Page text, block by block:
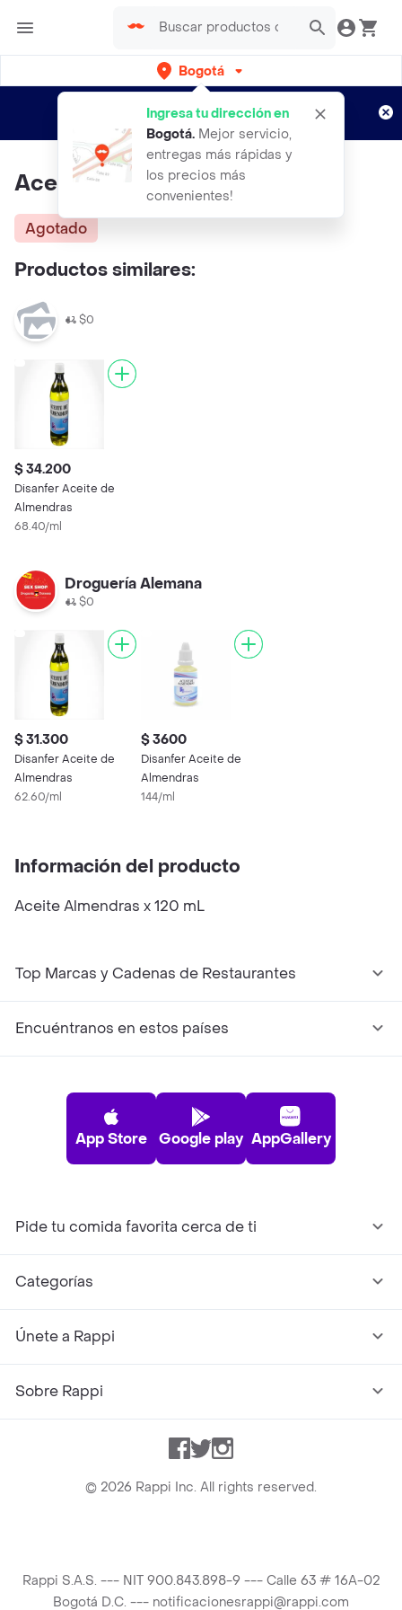
Bogotá
Ingresa tu dirección en
Bogotá. Mejor servicio,
entregas más rápidas y
los precios más
convenientes!
envíos gratis por semanas
Aplican TyC
Aceite Almendras x 120 mL
Agotado
Productos similares:
$0
$ 34.200
Disanfer Aceite de
Almendras
68.40/ml
Droguería Alemana
$0
$ 31.300
Disanfer Aceite de
Almendras
62.60/ml
$ 3600
Disanfer Aceite de
Almendras
144/ml
Información del producto
Aceite Almendras x 120 mL
Top Marcas y Cadenas de Restaurantes
Encuéntranos en estos países
App Store Google play AppGallery
Pide tu comida favorita cerca de ti
Categorías
Únete a Rappi
Sobre Rappi
Facebook
TwitterInstagram
© 2026 Rappi Inc. All rights reserved.
Rappi S.A.S. --- NIT 900.843.898-9 --- Calle 63 # 16A-02
Bogotá D.C. --- notificacionesrappi@rappi.com